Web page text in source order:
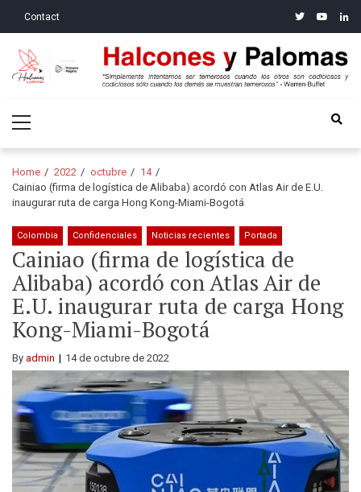
Contact twitteryoutube
Halcones y Palomas
Menu
Home 2022 octubre
14
Cainiao (firma de logística de Alibaba) acordó con Atlas Air de E.U.
inaugurar ruta de carga Hong Kong-Miami-Bogotá
Colombia Confidenciales Noticias recientes Portada
Cainiao (firma de logística de
Alibaba) acordó con Atlas Air de
E.U. inaugurar ruta de carga Hong
Kong-Miami-Bogotá
By admin 14 de octubre de 2022